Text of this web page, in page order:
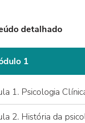
detalhado
1
1. Psicologia
2. História da